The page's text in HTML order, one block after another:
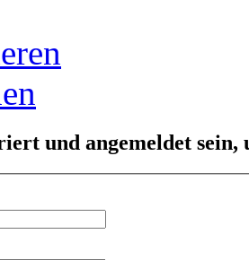
und angemeldet